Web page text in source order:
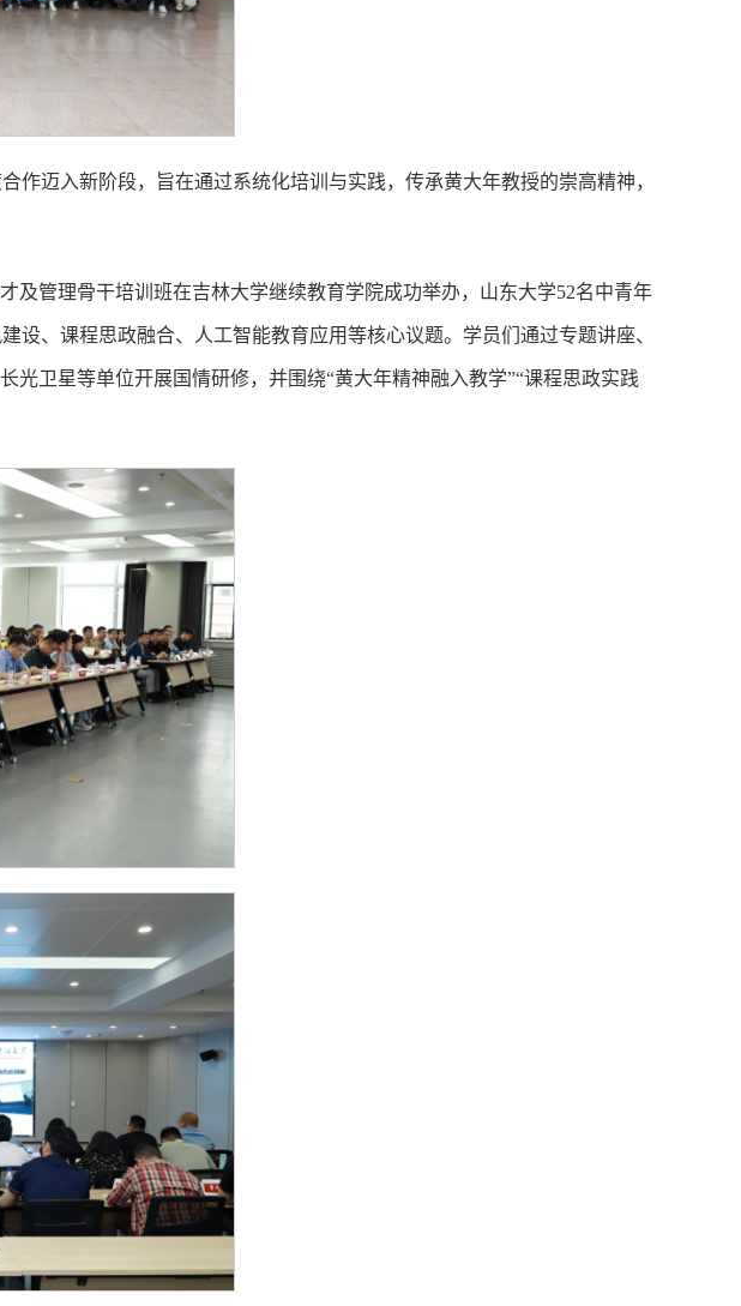
迈入新阶段，旨在通过系统化培训与实践，传承黄大年教授的崇高精神，
及管理骨干培训班在吉林大学继续教育学院成功举办，山东大学52名中青年
设、课程思政融合、人工智能教育应用等核心议题。学员们通过专题讲座、
卫星等单位开展国情研修，并围绕“黄大年精神融入教学”“课程思政实践